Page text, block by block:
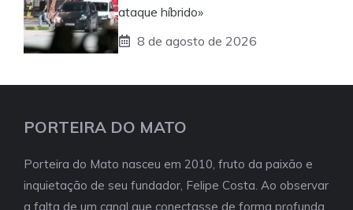
ataque híbrido»
8 de agosto de 2026
PORTEIRA DO MATO
Porteira do Mato nasceu em 2010, fruto da paixão e
inquietação de seu fundador, Felipe Costa. Ao observar
a falta de um canal que conectasse de forma profunda